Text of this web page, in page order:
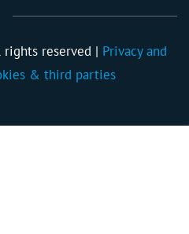
rights reserved | Privacy and
& third parties